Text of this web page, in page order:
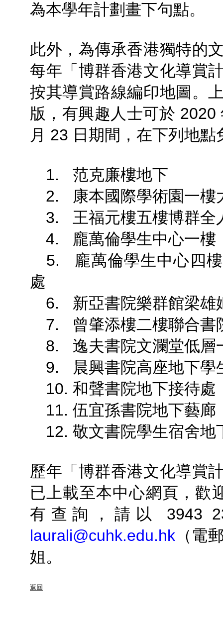
為本學年計劃畫下句點。
此外，為傳承香港獨特的
每年「博群香港文化導賞
按其導賞路線編印地圖。
版，有興趣人士可於
月 23 日期間，在下列地點
1. 范克廉樓地下
2. 康本國際學術園一樓
3. 王福元樓五樓博群全
4. 龐萬倫學生中心一樓
5. 龐萬倫學生中心四樓
處
6. 新亞書院樂群館梁雄
7. 曾肇添樓二樓聯合書
8. 逸夫書院文瀾堂低層
9. 晨興書院高座地下學
10. 和聲書院地下接待處
11. 伍宜孫書院地下藝廊
12. 敬文書院學生宿舍地
歷年「博群香港文化導賞
已上載至本中心網頁，歡
有查詢，請以 3943
laurali@cuhk.edu.hk （電
姐。
返回